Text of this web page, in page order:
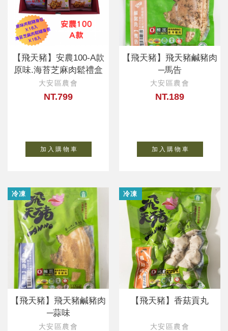
【飛天豬】安農100-A款
原味.海苔芝麻肉鬆禮盒
大安區農會
NT.799
加 入 購 物 車
【飛天豬】飛天豬鹹豬肉
─馬告
大安區農會
NT.189
加 入 購 物 車
冷凍
【飛天豬】飛天豬鹹豬肉
─蒜味
大安區農會
冷凍
【飛天豬】香菇貢丸
大安區農會